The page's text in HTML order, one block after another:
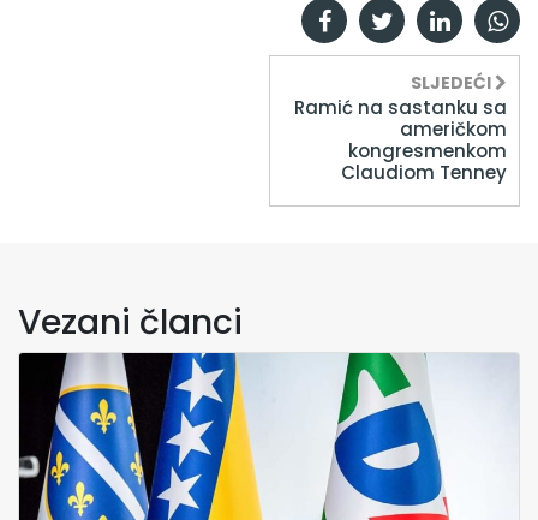
SLJEDEĆI
Ramić na sastanku sa
američkom
kongresmenkom
Claudiom Tenney
Vezani članci